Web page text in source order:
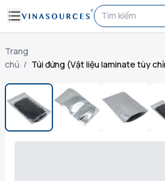
Tìm kiếm
Trang
chủ / Túi đứng (Vật liệu laminate tùy